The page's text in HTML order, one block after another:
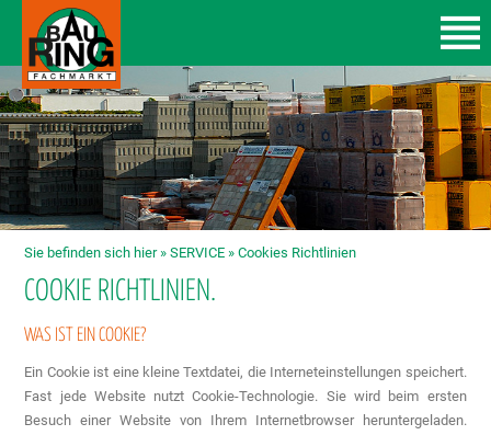
Sie befinden sich hier »SERVICE »Cookies Richtlinien
COOKIE RICHTLINIEN.
WAS IST EIN COOKIE?
Ein Cookie ist eine kleine Textdatei, die Interneteinstellungen speichert.
Fast jede Website nutzt Cookie-Technologie. Sie wird beim ersten
Besuch einer Website von Ihrem Internetbrowser heruntergeladen.